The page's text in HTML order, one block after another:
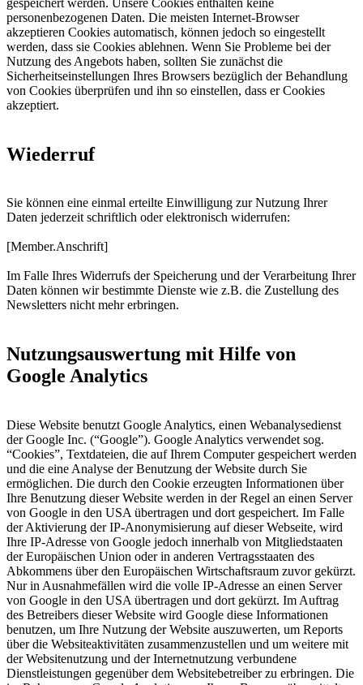
personenbezogenen Daten. Die meisten Internet-Browser
akzeptieren Cookies automatisch, können jedoch so eingestellt
werden, dass sie Cookies ablehnen. Wenn Sie Probleme bei der
Nutzung des Angebots haben, sollten Sie zunächst die
Sicherheitseinstellungen Ihres Browsers bezüglich der Behandlung
von Cookies überprüfen und ihn so einstellen, dass er Cookies
akzeptiert.
Wiederruf
Sie können eine einmal erteilte Einwilligung zur Nutzung Ihrer
Daten jederzeit schriftlich oder elektronisch widerrufen:
[Member.Anschrift]
Im Falle Ihres Widerrufs der Speicherung und der Verarbeitung Ihrer
Daten können wir bestimmte Dienste wie z.B. die Zustellung des
Newsletters nicht mehr erbringen.
Nutzungsauswertung mit Hilfe von
Google Analytics
Diese Website benutzt Google Analytics, einen Webanalysedienst
der Google Inc. (“Google”). Google Analytics verwendet sog.
“Cookies”, Textdateien, die auf Ihrem Computer gespeichert werden
und die eine Analyse der Benutzung der Website durch Sie
ermöglichen. Die durch den Cookie erzeugten Informationen über
Ihre Benutzung dieser Website werden in der Regel an einen Server
von Google in den USA übertragen und dort gespeichert. Im Falle
der Aktivierung der IP-Anonymisierung auf dieser Webseite, wird
Ihre IP-Adresse von Google jedoch innerhalb von Mitgliedstaaten
der Europäischen Union oder in anderen Vertragsstaaten des
Abkommens über den Europäischen Wirtschaftsraum zuvor gekürzt.
Nur in Ausnahmefällen wird die volle IP-Adresse an einen Server
von Google in den USA übertragen und dort gekürzt. Im Auftrag
des Betreibers dieser Website wird Google diese Informationen
benutzen, um Ihre Nutzung der Website auszuwerten, um Reports
über die Websiteaktivitäten zusammenzustellen und um weitere mit
der Websitenutzung und der Internetnutzung verbundene
Dienstleistungen gegenüber dem Websitebetreiber zu erbringen. Die